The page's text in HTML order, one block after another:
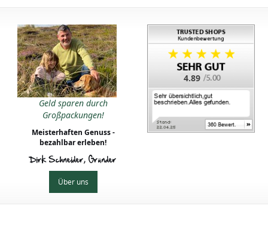
Geld sparen durch
Großpackungen!
Meisterhaften Genuss -
bezahlbar erleben!
Dirk Schneider, Gründer
Über uns
4.89